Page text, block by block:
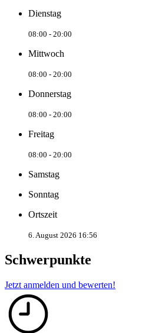
Dienstag
08:00 - 20:00
Mittwoch
08:00 - 20:00
Donnerstag
08:00 - 20:00
Freitag
08:00 - 20:00
Samstag
Sonntag
Ortszeit
6. August 2026 16:56
Schwerpunkte
Jetzt anmelden und bewerten!